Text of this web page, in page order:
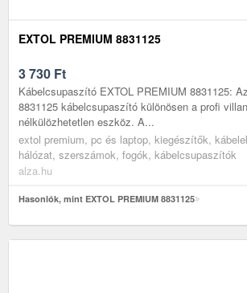
EXTOL PREMIUM 8831125
3 730 Ft
Kábelcsupaszító EXTOL PREMIUM 8831125:
8831125 kábelcsupaszító különösen a profi
nélkülözhetetlen eszköz. A...
extol premium, pc és laptop, kiegészítők,
hálózat, szerszámok, fogók, kábelcsupaszítók
alza.hu
Hasonlók, mint EXTOL PREMIUM 8831125